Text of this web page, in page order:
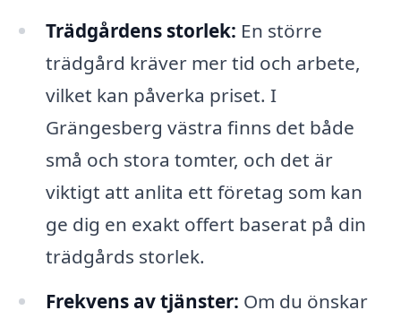
Trädgårdens storlek: En större
trädgård kräver mer tid och arbete,
vilket kan påverka priset. I
Grängesberg västra finns det både
små och stora tomter, och det är
viktigt att anlita ett företag som kan
ge dig en exakt offert baserat på din
trädgårds storlek.
Frekvens av tjänster: Om du önskar